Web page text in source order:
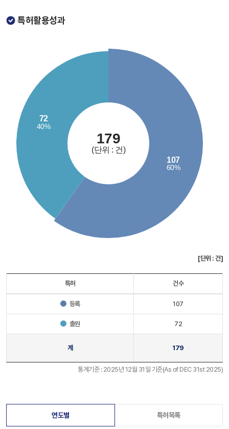
특허활용성과
[단위 : 건]
특허 건수
등록 107
출원 72
계 179
통계기준 : 2025년 12월 31일 기준(As of DEC 31st 2025)
연도별 특허목록